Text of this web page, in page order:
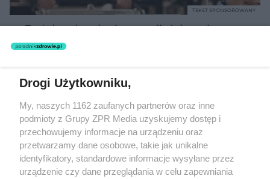
Daleko do pięciu porcji dziennie.
Badanie pokazuje, jak Polacy
TEKST SPONSOROWANY
Drogi Użytkowniku,
My, naszych 1162 zaufanych partnerów oraz inne
podmioty z Grupy ZPR Media uzyskujemy dostęp i
przechowujemy informacje na urządzeniu oraz
przetwarzamy dane osobowe, takie jak unikalne
identyfikatory, standardowe informacje wysyłane przez
urządzenie czy dane przeglądania w celu zapewniania